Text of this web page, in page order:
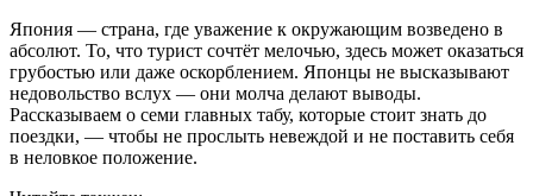
Япония — страна, где уважение к окружающим возведено в
абсолют. То, что турист сочтёт мелочью, здесь может оказаться
грубостью или даже оскорблением. Японцы не высказывают
недовольство вслух — они молча делают выводы.
Рассказываем о семи главных табу, которые стоит знать до
поездки, — чтобы не прослыть невеждой и не поставить себя
в неловкое положение.